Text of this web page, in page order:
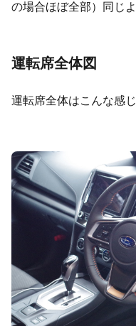
の場合ほぼ全部）同じ
運転席全体図
運転席全体はこんな感じ